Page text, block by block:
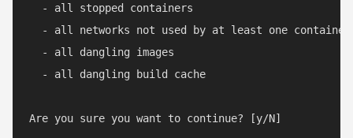
  - all stopped containers
  - all networks not used by at least one container
  - all dangling images
  - all dangling build cache